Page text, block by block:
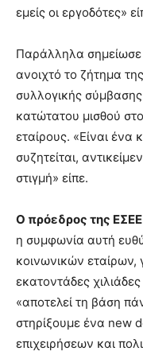
εμείς οι εργοδότες»
Παράλληλα σημείωσε
ανοιχτό το ζήτημα
συλλογικής
κατώτατου μισθού
εταίρους. «Είναι ένα
συζητείται,
στιγμή» είπε.
Ο πρόεδρος της
η συμφωνία αυτή
κοινωνικών εταίρων,
εκατοντάδες χιλιάδες
«αποτελεί τη βάση
στηρίξουμε ένα new
επιχειρήσεων και